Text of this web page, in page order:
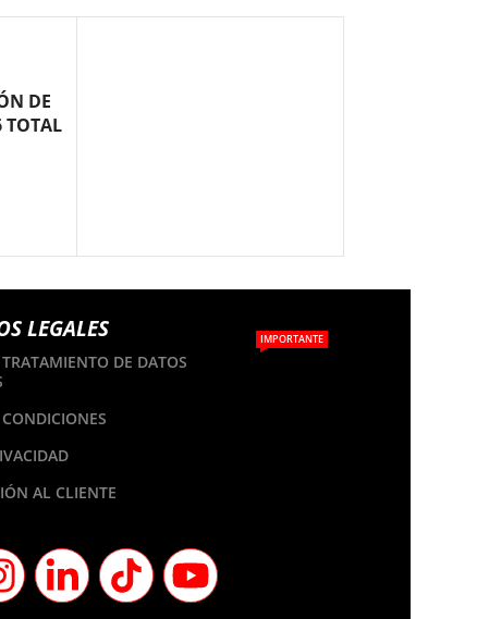
DE
TOTAL
LEGALES
DE DATOS
IMPORTANTE
AL CLIENTE